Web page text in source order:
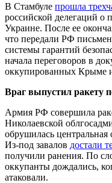
В Стамбуле прошла
российской делегаций о
Украине. После ее
что передали РФ
системы гарантий
начала переговоров в
оккупированных Крыме
Враг выпустил ракету
Армия РФ совершила
Николаевской
обрушилась центральная
Из-под завалов достали
получили ранения. По
оккупанты дождались,
атаковали.